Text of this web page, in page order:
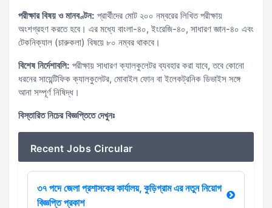
পরীক্ষার বিষয় ও মানবণ্টন: প্রার্থীদের মোট ২০০ নম্বরের লিখিত পরীক্ষায়
অংশগ্রহণ করতে হবে। এর মধ্যে বাংলা-৪০, ইংরেজি-৪০, সাধারণ জ্ঞান-৪০ এবং
টেকনিক্যাল (চারুকলা) বিষয়ে ৮০ নম্বর থাকবে।
বিশেষ নির্দেশাবলি: পরীক্ষায় সাধারণ ক্যালকুলেটর ব্যবহার করা যাবে, তবে কোনো
ধরনের সায়েন্টিফিক ক্যালকুলেটর, মোবাইল ফোন বা ইলেকট্রনিক ডিভাইস সঙ্গে
আনা সম্পূর্ণ নিষিদ্ধ।
বিস্তারিত নিচের বিজ্ঞপ্তিতে দেখুনঃ
Recent Jobs Circular
৩৭ পদে জেলা প্রশাসকের কার্যালয়, কুড়িগ্রাম এর নতুন নিয়োগ
বিজ্ঞপ্তি প্রকাশ